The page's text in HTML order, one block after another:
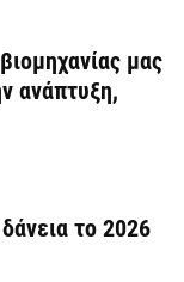
μας
ανάπτυξη,
το 2026